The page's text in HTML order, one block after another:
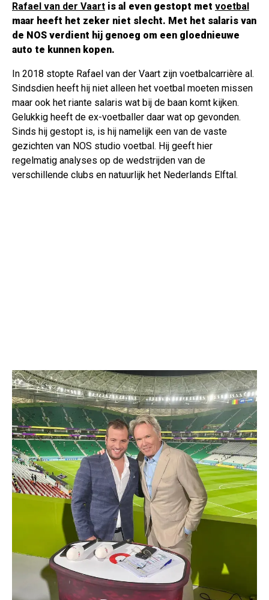
Rafael van der Vaart is al even gestopt met voetbal
maar heeft het zeker niet slecht. Met het salaris van
de NOS verdient hij genoeg om een gloednieuwe
auto te kunnen kopen.
In 2018 stopte Rafael van der Vaart zijn voetbalcarrière al.
Sindsdien heeft hij niet alleen het voetbal moeten missen
maar ook het riante salaris wat bij de baan komt kijken.
Gelukkig heeft de ex-voetballer daar wat op gevonden.
Sinds hij gestopt is, is hij namelijk een van de vaste
gezichten van NOS studio voetbal. Hij geeft hier
regelmatig analyses op de wedstrijden van de
verschillende clubs en natuurlijk het Nederlands Elftal.